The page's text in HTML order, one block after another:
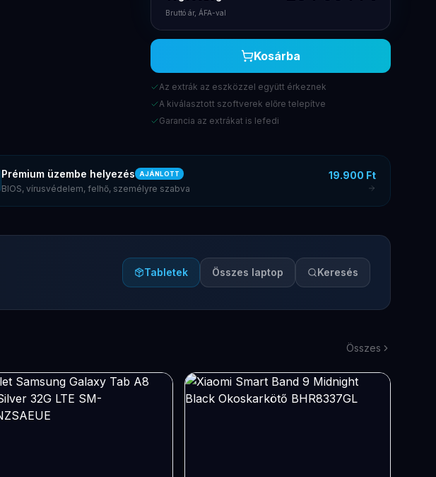
Bruttó ár, ÁFA-val
Kosárba
Az extrák az eszközzel együtt érkeznek
A kiválasztott szoftverek előre telepítve
Garancia az extrákat is lefedi
Prémium üzembe helyezés AJÁNLOTT
BIOS, vírusvédelem, felhő, személyre szabva
19.900 Ft
Tabletek Összes laptop Keresés
Összes